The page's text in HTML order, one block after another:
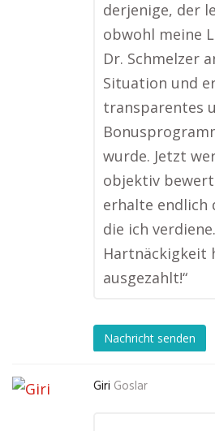
derjenige, der
obwohl meine
Dr. Schmelzer
Situation und
transparentes
wurde. Jetzt
objektiv
erhalte endlich
die ich
Hartnäckigkeit
ausgezahlt!“
Nachricht senden
Giri Goslar